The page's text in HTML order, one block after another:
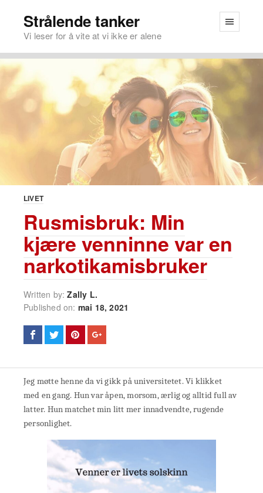
Strålende tanker
Vi leser for å vite at vi ikke er alene
LIVET
Rusmisbruk: Min
kjære venninne var en
narkotikamisbruker
Written by:Zally L.
Published on: mai 18, 2021
Jeg møtte henne da vi gikk på universitetet. Vi klikket
med en gang. Hun var åpen, morsom, ærlig og alltid full av
latter. Hun matchet min litt mer innadvendte, rugende
personlighet.